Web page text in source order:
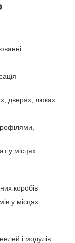
дверях, люках
у місцях
коробів
у місцях
і модулів